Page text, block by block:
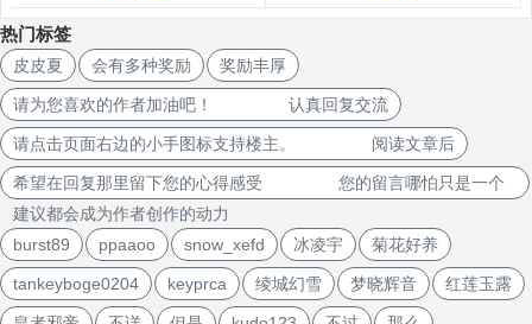
热门标签
皮皮夏 会有多种奖励 奖励丰厚
请为您喜欢的作者加油吧！ 认真回复交流
请点击页面右边的小手图标支持楼主。 阅读文章后
希望在回复那里留下您的心得感受 您的留言哪怕只是一个
建议都会成为作者创作的动力
burst89
ppaaoo snow_xefd 冰凌宇 菊花好养
tankeyboge0204 keyprca 绫城幻雪 梦晓辉音 红莲玉露